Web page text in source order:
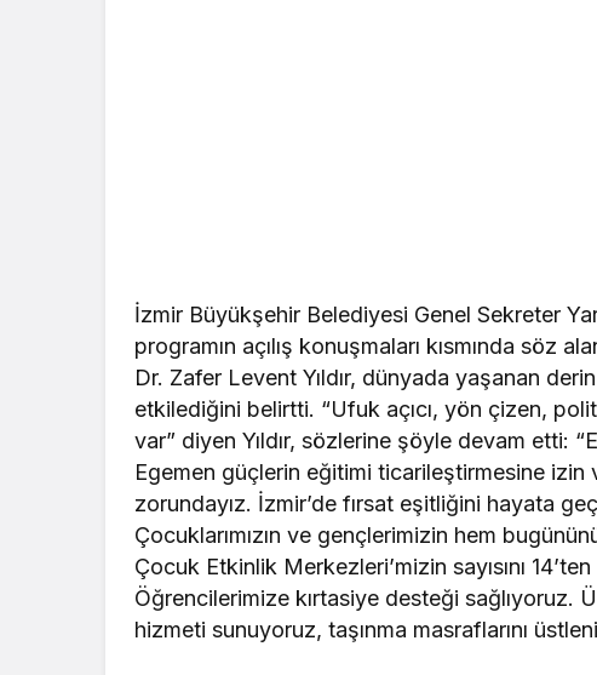
İzmir Büyükşehir Belediyesi Genel Sekreter
programın açılış konuşmaları kısmında söz
Dr. Zafer Levent Yıldır, dünyada yaşanan
etkilediğini belirtti. “Ufuk açıcı, yön çizen,
var” diyen Yıldır, sözlerine şöyle devam etti:
Egemen güçlerin eğitimi ticarileştirmesine
zorundayız. İzmir’de fırsat eşitliğini hayata
Çocuklarımızın ve gençlerimizin hem
Çocuk Etkinlik Merkezleri’mizin sayısını
Öğrencilerimize kırtasiye desteği sağlıyoruz.
hizmeti sunuyoruz, taşınma masraflarını